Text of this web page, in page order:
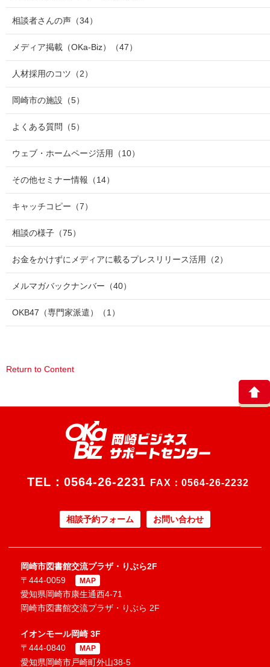
相談者さんの声 （34）
メディア掲載（OKa-Biz） （47）
人材採用のコツ （2）
岡崎市の施設 （5）
よくある質問 （5）
ウェブ・ホームページ活用 （10）
その他セミナー情報 （14）
キャッチコピー （7）
相談の様子 （75）
お金をかけずにメディアに載るプレスリリース活用 （2）
メルマガバックナンバー （40）
OKB47（専門家派遣） （1）
Return to Content
TEL： 0564-26-2231 FAX：0564-26-2232
相談予約フォーム お問い合わせ
岡崎市図書館交流プラザ・りぶら2F
〒444-0059
MAP
愛知県岡崎市康生通西4-71
岡崎市図書館交流プラザ・りぶら 2F
イオンモール岡崎 3F
〒444-0840
MAP
愛知県岡崎市戸崎町外山38-5